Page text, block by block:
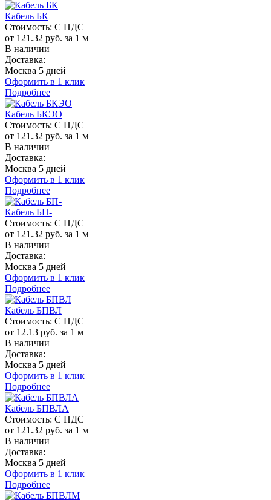
Кабель БК
Стоимость: С НДС
от 121.32 руб. за 1 м
В наличии
Доставка:
Москва 5 дней
Оформить в 1 клик
Подробнее
Кабель БКЭО
Стоимость: С НДС
от 121.32 руб. за 1 м
В наличии
Доставка:
Москва 5 дней
Оформить в 1 клик
Подробнее
Кабель БП-
Стоимость: С НДС
от 121.32 руб. за 1 м
В наличии
Доставка:
Москва 5 дней
Оформить в 1 клик
Подробнее
Кабель БПВЛ
Стоимость: С НДС
от 12.13 руб. за 1 м
В наличии
Доставка:
Москва 5 дней
Оформить в 1 клик
Подробнее
Кабель БПВЛА
Стоимость: С НДС
от 121.32 руб. за 1 м
В наличии
Доставка:
Москва 5 дней
Оформить в 1 клик
Подробнее